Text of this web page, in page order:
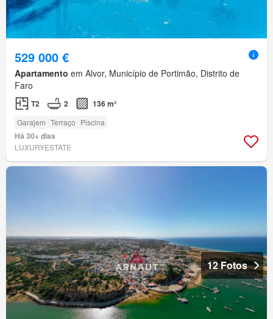
529 000 €
Apartamento em Alvor, Município de Portimão, Distrito de
Faro
T2 2 136 m²
Garajem Terraço Piscina
Há 30+ dias
LUXURYESTATE
12 Fotos